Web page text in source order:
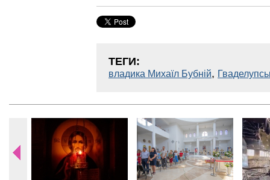
ТЕГИ:
владика Михаїл Бубній,